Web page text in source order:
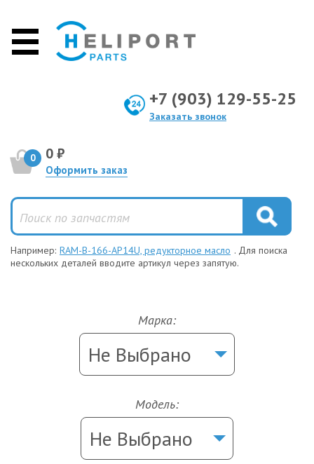
+7 (903) 129-55-25
Заказать звонок
0 0 ₽
Оформить заказ
Например: RAM-B-166-AP14U, редукторное масло . Для поиска
нескольких деталей вводите артикул через запятую.
Марка:
Не Выбрано
Модель:
Не Выбрано